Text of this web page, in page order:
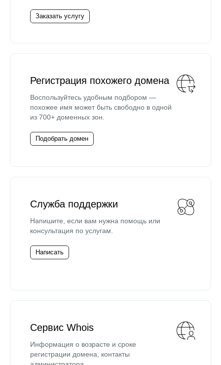
Заказать услугу
Регистрация похожего домена
Воспользуйтесь удобным подбором —
похожее имя может быть свободно в одной
из 700+ доменных зон.
Подобрать домен
Служба поддержки
Напишите, если вам нужна помощь или
консультация по услугам.
Написать
Сервис Whois
Информация о возрасте и сроке
регистрации домена, контакты